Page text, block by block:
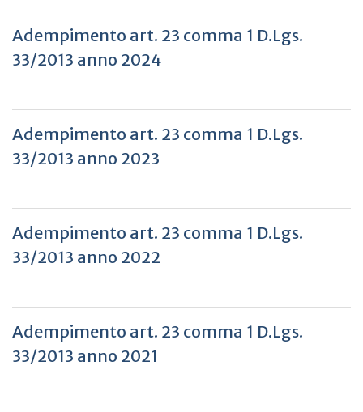
Adempimento art. 23 comma 1 D.Lgs.
33/2013 anno 2024
Adempimento art. 23 comma 1 D.Lgs.
33/2013 anno 2023
Adempimento art. 23 comma 1 D.Lgs.
33/2013 anno 2022
Adempimento art. 23 comma 1 D.Lgs.
33/2013 anno 2021